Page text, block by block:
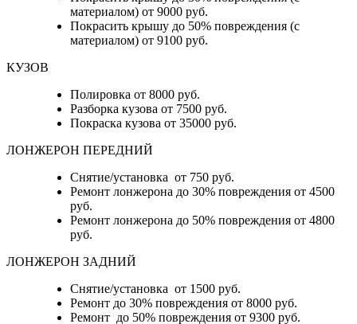
материалом) от 9000 руб.
Покрасить крышу до 50% повреждения (с
материалом) от 9100 руб.
КУЗОВ
Полировка от 8000 руб.
Разборка кузова от 7500 руб.
Покраска кузова от 35000 руб.
ЛОНЖЕРОН ПЕРЕДНИЙ
Снятие/установка от 750 руб.
Ремонт лонжерона до 30% повреждения от 4500
руб.
Ремонт лонжерона до 50% повреждения от 4800
руб.
ЛОНЖЕРОН ЗАДНИЙ
Снятие/установка от 1500 руб.
Ремонт до 30% повреждения от 8000 руб.
Ремонт до 50% повреждения от 9300 руб.